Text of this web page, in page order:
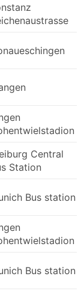
podróżnych.
dotyczące
aby się
Oblicz
podróżujesz
nie znasz
transportu,
od sytuacji
drogowych,
podróży w
w święta
i nie
Central
Station
Bus station
Bus station